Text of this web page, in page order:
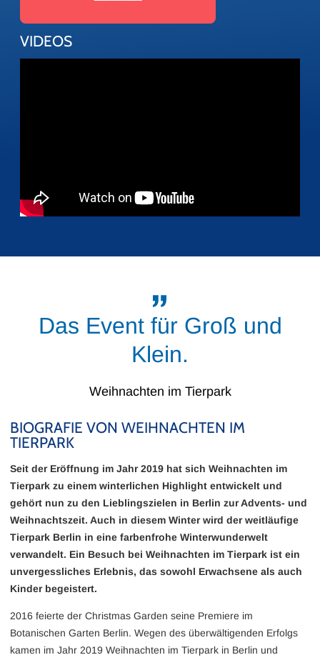
VIDEOS
Das Event für Groß und
Klein.
Weihnachten im Tierpark
BIOGRAFIE VON WEIHNACHTEN IM
TIERPARK
Seit der Eröffnung im Jahr 2019 hat sich Weihnachten im
Tierpark zu einem winterlichen Highlight entwickelt und
gehört nun zu den Lieblingszielen in Berlin zur Advents- und
Weihnachtszeit. Auch in diesem Winter wird der weitläufige
Tierpark Berlin in eine farbenfrohe Winterwunderwelt
verwandelt. Ein Besuch bei Weihnachten im Tierpark ist ein
unvergessliches Erlebnis, das sowohl Erwachsene als auch
Kinder begeistert.
2016 feierte der Christmas Garden seine Premiere im
Botanischen Garten Berlin. Wegen des überwältigenden Erfolgs
kamen im Jahr 2019 Weihnachten im Tierpark in Berlin und